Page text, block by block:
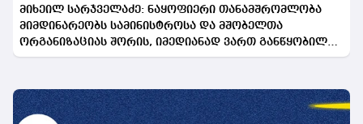
მიხეილ სარჯველაძე: ნაყოფიერი თანამშრომლობა
მიმდინარეობს სამინისტროსა და მშობელთა
ორგანიზაციას შორის, იმედიანად ვართ განწყობილი,
რომ პროგრამის გაფართოება საკეთილდღეო შედეგს